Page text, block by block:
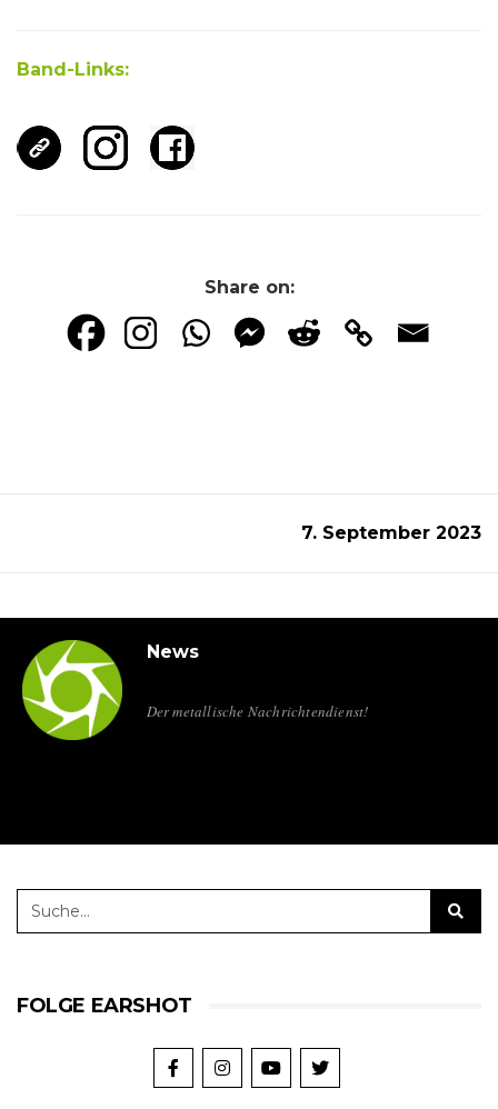
Band-Links:
Share on:
7. September 2023
News
Der metallische Nachrichtendienst!
FOLGE EARSHOT